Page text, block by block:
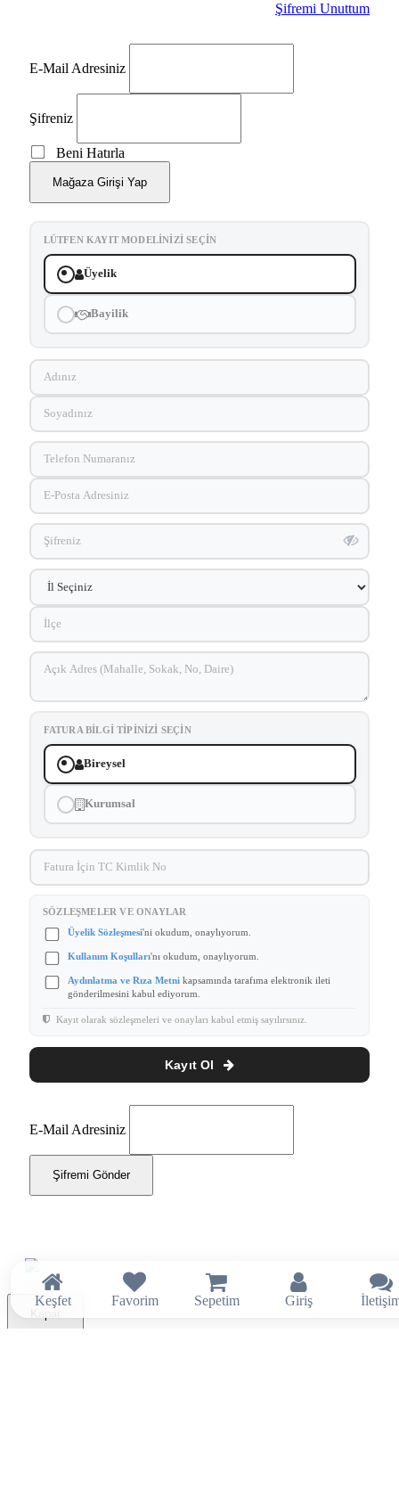
Şifremi Unuttum
E-Mail Adresiniz
Şifreniz
Beni Hatırla
Mağaza Girişi Yap
LÜTFEN KAYIT MODELINIZI SEÇIN
Üyelik
Bayilik
FATURA BILGI TIPINIZI SEÇIN
Bireysel
Kurumsal
SÖZLEŞMELER VE ONAYLAR
Üyelik Sözleşmesi'ni okudum, onaylıyorum.
Kullanım Koşulları'nı okudum, onaylıyorum.
Aydınlatma ve Rıza Metni kapsamında tarafıma elektronik ileti
gönderilmesini kabul ediyorum.
Kayıt olarak sözleşmeleri ve onayları kabul etmiş sayılırsınız.
Kayıt Ol
E-Mail Adresiniz
Şifremi Gönder
Keşfet Favorim Sepetim Giriş